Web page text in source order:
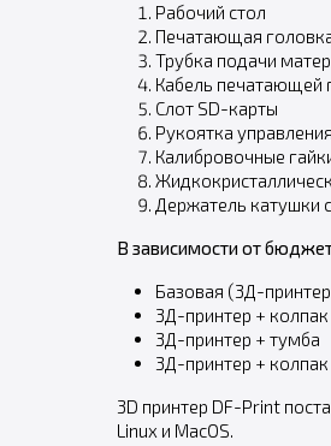
Рабочий стол
Печатающая
Трубка подачи
Кабель печатающей
Слот SD-карты
Рукоятка
Калибровочные
Держатель катушки
В зависимости от
Базовая (3Д-
3Д-принтер + колпак
3Д-принтер + тумба
3Д-принтер +
3D принтер DF-Print
Linux и MacOS.